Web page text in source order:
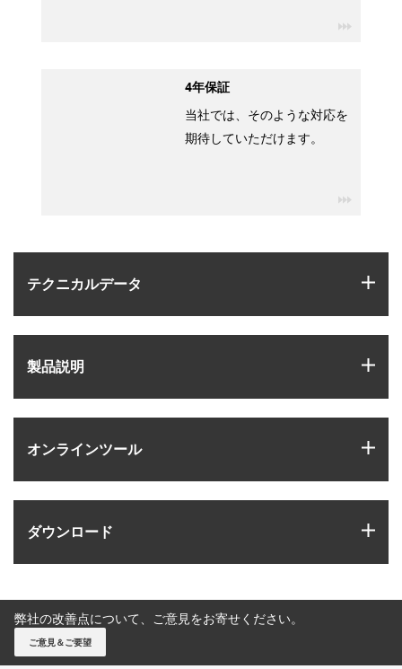
テクニカルデータ
製品説明
オンラインツール
ダウンロード
4年保証
当社では、そのような対応を
期待していただけます。
弊社の改善点について、ご意見をお寄せください。
ご意見＆ご要望